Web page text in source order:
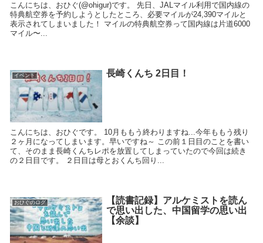
こんにちは、おひぐ(@ohigur)です。 先日、JALマイル利用で国内線の
特典航空券を予約しようとしたところ、必要マイルが24,390マイルと
表示されてしまいました！ マイルの特典航空券って国内線は片道6000
マイル〜...
イベント 長崎くんち 2日目！
こんにちは、おひぐです。 10月ももう終わりますね...今年ももう残り
２ヶ月になってしまいます。早いですね～ この前１日目のことを書い
て、そのまま長崎くんちレポを放置してしまっていたので今回は続き
の２日目です。 ２日目は母とおくんち回り...
おひぐのログ
【読書記録】アルケミストを読ん
で思い出した、中国留学の思い出
【余談】